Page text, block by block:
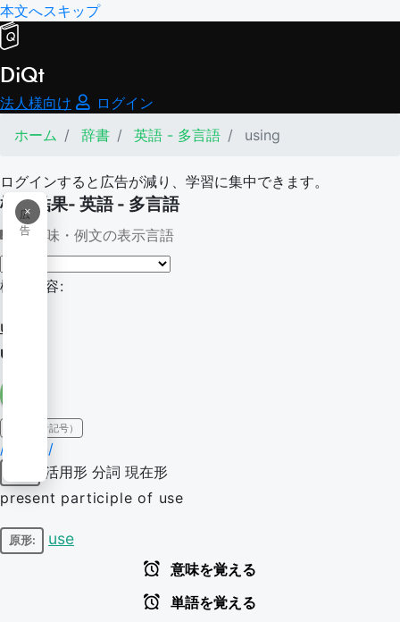
本文へスキップ
DiQt
法人様向け
ログイン
ホーム
辞書 英語 - 多言語 using
ログインすると広告が減り、学習に集中できます。
×
広
告
検索結果- 英語 - 多言語
意味・例文の表示言語
検索内容:
using
using
IPA（発音記号）
/ˈjuː.zɪŋ/
活用形 分詞 現在形
present participle of use
原形: use
意味を覚える
単語を覚える